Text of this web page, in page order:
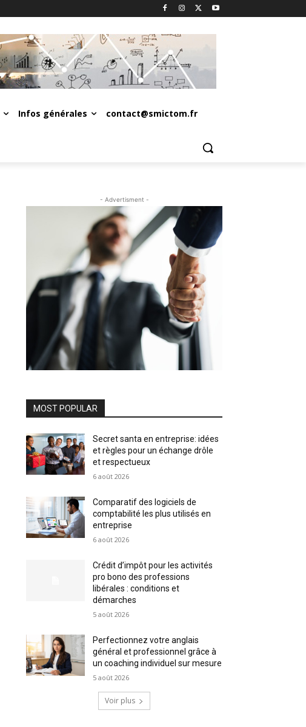
Infos générales contact@smictom.fr
- Advertisment -
MOST POPULAR
Secret santa en entreprise: idées
et règles pour un échange drôle
et respectueux
6 août 2026
Comparatif des logiciels de
comptabilité les plus utilisés en
entreprise
6 août 2026
Crédit d’impôt pour les activités
pro bono des professions
libérales : conditions et
démarches
5 août 2026
Perfectionnez votre anglais
général et professionnel grâce à
un coaching individuel sur mesure
5 août 2026
Voir plus